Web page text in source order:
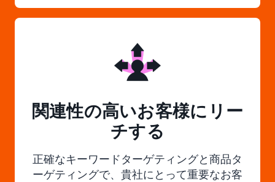
関連性の高いお客様にリー
チする
正確なキーワードターゲティングと商品タ
ーゲティングで、貴社にとって重要なお客